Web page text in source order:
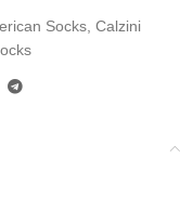
Socks, Calzini